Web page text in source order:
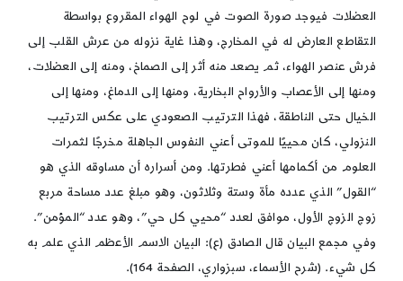
العضلات فيوجد صورة الصوت في لوح الهواء المقروع بواسطة
التقاطع العارض له في المخارج، وهذا غاية نزوله من عرش القلب إلى
فرش عنصر الهواء، ثم يصعد منه أثر إلى الصماخ، ومنه إلى العضلات،
ومنها إلى الأعصاب والأرواح البخارية، ومنها إلى الدماغ، ومنها إلى
الخيال حتى الناطقة، فهذا الترتيب الصعودي على عكس الترتيب
النزولي، كان محييًا للموتى أعني النفوس الجاهلة مخرجًا لثمرات
العلوم من أكمامها أعني فطرتها. ومن أسراره أن مساوقه الذي هو
“القول” الذي عدده مأة وستة وثلاثون، وهو مبلغ عدد مساحة مربع
زوج الزوج الأول، موافق لعدد “محيي كل حي”، وهو عدد “المؤمن”.
وفي مجمع البيان قال الصادق (ع): البيان الاسم الأعظم الذي علم به
كل شيء. (شرح الأسماء، سبزواري، الصفحة 164).